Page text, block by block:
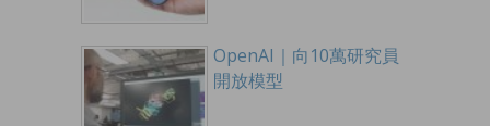
OpenAI｜向10萬研究員
開放模型